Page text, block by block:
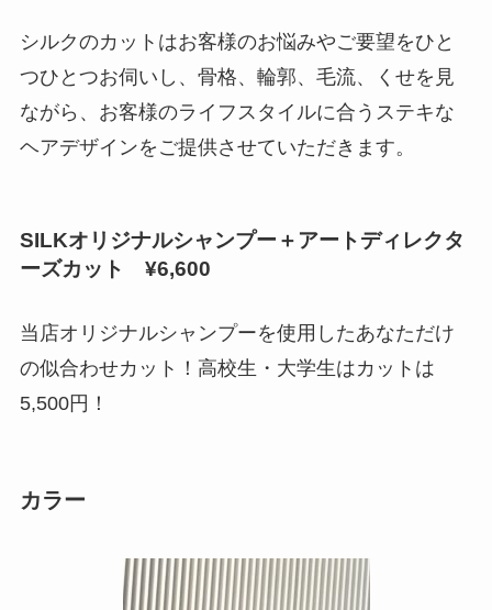
シルクのカットはお客様のお悩みやご要望をひと
つひとつお伺いし、骨格、輪郭、毛流、くせを見
ながら、お客様のライフスタイルに合うステキな
ヘアデザインをご提供させていただきます。
SILKオリジナルシャンプー＋アートディレクタ
ーズカット ¥6,600
当店オリジナルシャンプーを使用したあなただけ
の似合わせカット！高校生・大学生はカットは
5,500円！
カラー